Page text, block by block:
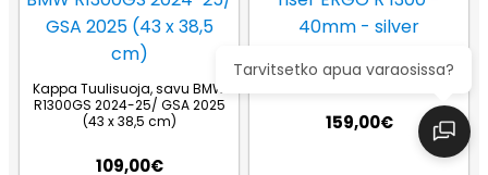
Kappa Tuulisuoja, savu BMW
R1300GS 2024-25/ GSA 2025
(43 x 38,5 cm)
109,00€
Wunderlich handlebar riser
ERGO R 1300 – 40mm – silver
159,00€
Tarvitsetko apua varaosissa?